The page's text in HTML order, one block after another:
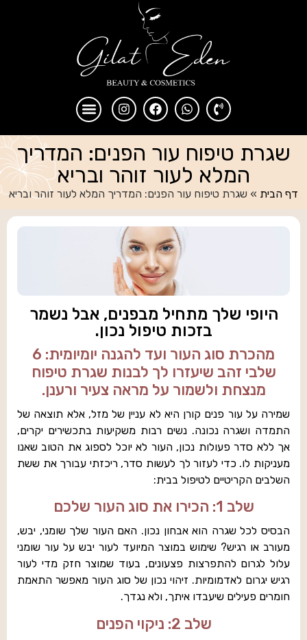
שגרת טיפוח עור הפנים: המדריך
המלא לעור זוהר ובריא
דף הבית » שגרת טיפוח עור הפנים: המדריך המלא לעור זוהר ובריא
היופי שלך מתחיל מבפנים, אבל נשמר
בזכות טיפול נכון.
מהכרת סוג העור ועד להגנה יומיומית: 6
שלבי זהב שיעזרו לך לבנות שגרת טיפוח
מנצחת ולשמור על מראה צעיר ורענן.
שמירה על עור פנים קורן היא לא עניין של מזל, אלא תוצאה של
התמדה ושגרה נכונה. נשים רבות משקיעות בתכשירים יקרים,
אך ללא סדר פעולות נכון, העור לא יוכל לספוג את הטוב שאנו
מעניקות לו. כדי לעזור לך לעשות סדר, ריכזתי עבורך את ששת
השלבים הקריטיים לטיפול בבית:
שלב 1: הכירו את סוג העור שלכם
הבסיס לכל שגרה הוא אבחון נכון. האם העור שלך שומני, יבש,
מעורב או רגיש? שימוש במוצר המיועד לעור יבש על עור שומני
עלול לגרום להתפרצות פצעונים, בעוד שמוצר חזק מדי לעור
רגיש יגרום לאדמומיות. זיהוי נכון של סוג העור מאפשר התאמת
חומרים פעילים שיעבדו איתך, ולא נגדך.
שלב 2: ניקוי הפנים